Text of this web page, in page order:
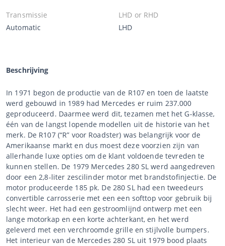
Transmissie
Automatic
LHD or RHD
LHD
Beschrijving
In 1971 begon de productie van de R107 en toen de laatste
werd gebouwd in 1989 had Mercedes er ruim 237.000
geproduceerd. Daarmee werd dit, tezamen met het G-klasse,
één van de langst lopende modellen uit de historie van het
merk. De R107 (“R” voor Roadster) was belangrijk voor de
Amerikaanse markt en dus moest deze voorzien zijn van
allerhande luxe opties om de klant voldoende tevreden te
kunnen stellen. De 1979 Mercedes 280 SL werd aangedreven
door een 2,8-liter zescilinder motor met brandstofinjectie. De
motor produceerde 185 pk. De 280 SL had een tweedeurs
convertible carrosserie met een een softtop voor gebruik bij
slecht weer. Het had een gestroomlijnd ontwerp met een
lange motorkap en een korte achterkant, en het werd
geleverd met een verchroomde grille en stijlvolle bumpers.
Het interieur van de Mercedes 280 SL uit 1979 bood plaats